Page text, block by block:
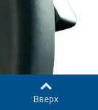
Вверх